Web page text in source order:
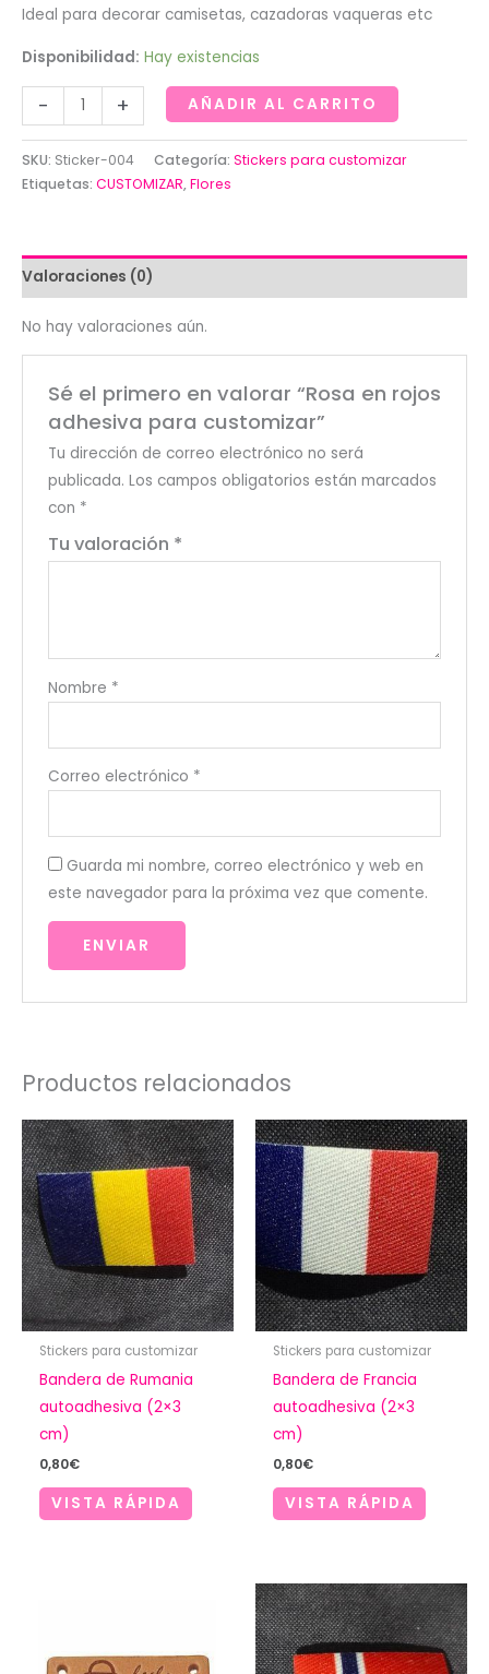
Ideal para decorar camisetas, cazadoras vaqueras etc
Disponibilidad: Hay existencias
-
en
rojos
adhesiva
cantidad
+ AÑADIR AL CARRITO
SKU: Sticker-004 Categoría: Stickers para customizar
Etiquetas: CUSTOMIZAR,Flores
Valoraciones (0)
No hay valoraciones aún.
Sé el primero en valorar “Rosa en rojos
adhesiva para customizar”
Tu dirección de correo electrónico no será
publicada. Los campos obligatorios están marcados
con *
Tu valoración *
Nombre *
Correo electrónico *
Guarda mi nombre, correo electrónico y web en
este navegador para la próxima vez que comente.
Productos relacionados
Stickers para customizar
Bandera de Rumania
autoadhesiva (2×3
cm)
0,80€
VISTA RÁPIDA
Stickers para customizar
Bandera de Francia
autoadhesiva (2×3
cm)
0,80€
VISTA RÁPIDA